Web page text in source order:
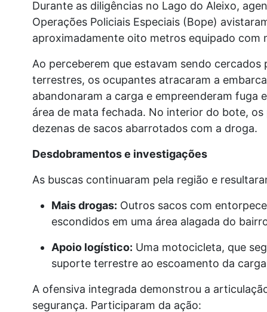
Durante as diligências no Lago do Aleixo,
Operações Policiais Especiais (Bope)
aproximadamente oito metros equipado com
Ao perceberem que estavam sendo cercados
terrestres, os ocupantes atracaram a
abandonaram a carga e empreenderam fuga
área de mata fechada. No interior do bote,
dezenas de sacos abarrotados com a droga.
Desdobramentos e investigações
As buscas continuaram pela região e
Mais drogas: Outros sacos com
escondidos em uma área alagada do
Apoio logístico: Uma motocicleta, que
suporte terrestre ao escoamento da
A ofensiva integrada demonstrou a
segurança. Participaram da ação: